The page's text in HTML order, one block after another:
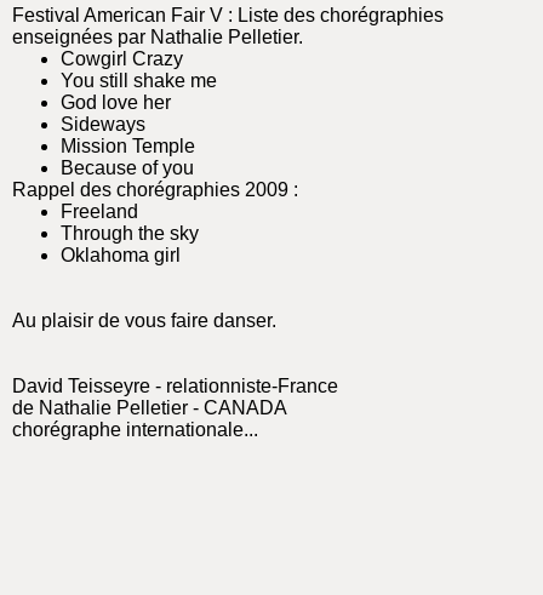
Festival American Fair V : Liste des chorégraphies
enseignées par Nathalie Pelletier.
Cowgirl Crazy
You still shake me
God love her
Sideways
Mission Temple
Because of you
Rappel des chorégraphies 2009 :
Freeland
Through the sky
Oklahoma girl
Au plaisir de vous faire danser.
David Teisseyre - relationniste-France
de Nathalie Pelletier - CANADA
chorégraphe internationale...